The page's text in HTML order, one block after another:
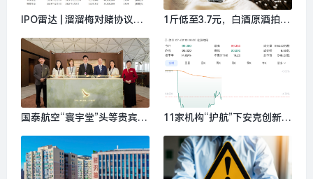
IPO雷达 | 溜溜梅对赌协议大
花板|界面新闻 · 证券
1斤低至3.7元，白酒原酒拍卖
国泰航空“寰宇堂”头等贵宾室
面新闻 · 旅行
11家机构“护航”下安克创新港
科技